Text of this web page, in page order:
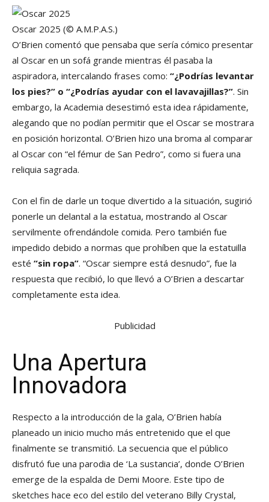
Oscar 2025 (© A.M.P.A.S.)
O’Brien comentó que pensaba que sería cómico presentar
al Oscar en un sofá grande mientras él pasaba la
aspiradora, intercalando frases como: “¿Podrías levantar
los pies?” o “¿Podrías ayudar con el lavavajillas?”. Sin
embargo, la Academia desestimó esta idea rápidamente,
alegando que no podían permitir que el Oscar se mostrara
en posición horizontal. O’Brien hizo una broma al comparar
al Oscar con “el fémur de San Pedro”, como si fuera una
reliquia sagrada.
Con el fin de darle un toque divertido a la situación, sugirió
ponerle un delantal a la estatua, mostrando al Oscar
servilmente ofrendándole comida. Pero también fue
impedido debido a normas que prohíben que la estatuilla
esté “sin ropa”. “Oscar siempre está desnudo”, fue la
respuesta que recibió, lo que llevó a O’Brien a descartar
completamente esta idea.
Publicidad
Una Apertura
Innovadora
Respecto a la introducción de la gala, O’Brien había
planeado un inicio mucho más entretenido que el que
finalmente se transmitió. La secuencia que el público
disfrutó fue una parodia de ‘La sustancia’, donde O’Brien
emerge de la espalda de Demi Moore. Este tipo de
sketches hace eco del estilo del veterano Billy Crystal,